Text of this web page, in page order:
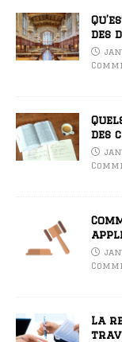
des
des
La